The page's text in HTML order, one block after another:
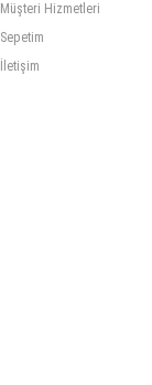
Müşteri Hizmetleri
Sepetim
İletişim